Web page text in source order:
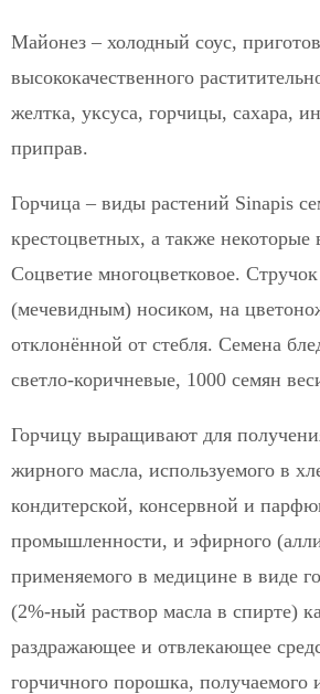
Майонез – холодный соус,
высококачественного
желтка, уксуса, горчицы, сахара,
приправ.
Горчица – виды растений Sinapis
крестоцветных, а также некоторые
Соцветие многоцветковое.
(мечевидным) носиком, на
отклонённой от стебля. Семена
светло-коричневые, 1000 семян
Горчицу выращивают для
жирного масла, используемого в
кондитерской, консервной и
промышленности, и эфирного
применяемого в медицине в виде
(2%-ный раствор масла в спирте)
раздражающее и отвлекающее
горчичного порошка, получаемого